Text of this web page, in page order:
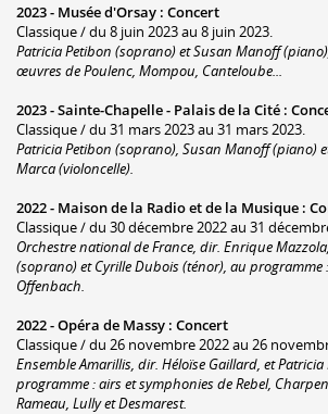
2023 - Musée d'Orsay : Concert
Classique / du 8 juin 2023 au 8 juin 2023.
Patricia Petibon (soprano) et Susan Manoff
œuvres de Poulenc, Mompou, Canteloube...
2023 -Sainte-Chapelle - Palais de la Cité :
Classique / du 31 mars 2023 au 31 mars 2023.
Patricia Petibon (soprano), Susan Manoff (piano)
Marca (violoncelle).
2022 - Maison de la Radio et de la Musique :
Classique / du 30 décembre 2022 au 31
Orchestre national de France, dir. Enrique
(soprano) et Cyrille Dubois (ténor), au programme
Offenbach.
2022 -Opéra de Massy : Concert
Classique / du 26 novembre 2022 au 26
Ensemble Amarillis, dir. Héloïse Gaillard, et
programme : airs et symphonies de Rebel,
Rameau, Lully et Desmarest.